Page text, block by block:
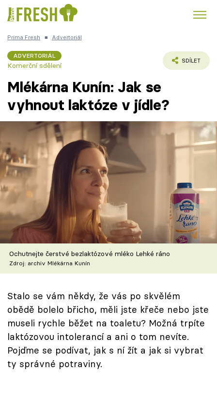
Česká kuchyně
Témata
Recepty
Články
TV Program
Škola vaření
Recepty z TV
Speciál: Cuketa
Těhotnej kuchař
Sledujte prima+
Přihlášení
Prima Fresh ■ Advertoriál
ADVERTORIÁL
Komerční sdělení
SDÍLET
Mlékárna Kunín: Jak se
vyhnout laktóze v jídle?
Ochutnejte čerstvé bezlaktózové mléko Lehké ráno
Zdroj: archiv Mlékárna Kunín
Stalo se vám někdy, že vás po skvělém
obědě bolelo břicho, měli jste křeče nebo jste
museli rychle běžet na toaletu? Možná trpíte
laktózovou intolerancí a ani o tom nevíte.
Pojďme se podívat, jak s ní žít a jak si vybrat
ty správné potraviny.